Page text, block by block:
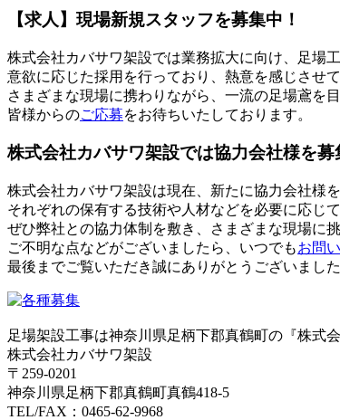
【求人】現場新規スタッフを募集中！
株式会社カバサワ架設では業務拡大に向け、足場
意欲に応じた採用を行っており、熱意を感じさせ
さまざまな現場に携わりながら、一流の足場鳶を
皆様からのご応募をお待ちいたしております。
株式会社カバサワ架設では協力会社様を募
株式会社カバサワ架設は現在、新たに協力会社様
それぞれの保有する技術や人材などを必要に応じ
ぜひ弊社との協力体制を敷き、さまざまな現場に
ご不明な点などがございましたら、いつでもお問
最後までご覧いただき誠にありがとうございました
足場架設工事は神奈川県足柄下郡真鶴町の『株式
株式会社カバサワ架設
〒259-0201
神奈川県足柄下郡真鶴町真鶴418-5
TEL/FAX：0465-62-9968